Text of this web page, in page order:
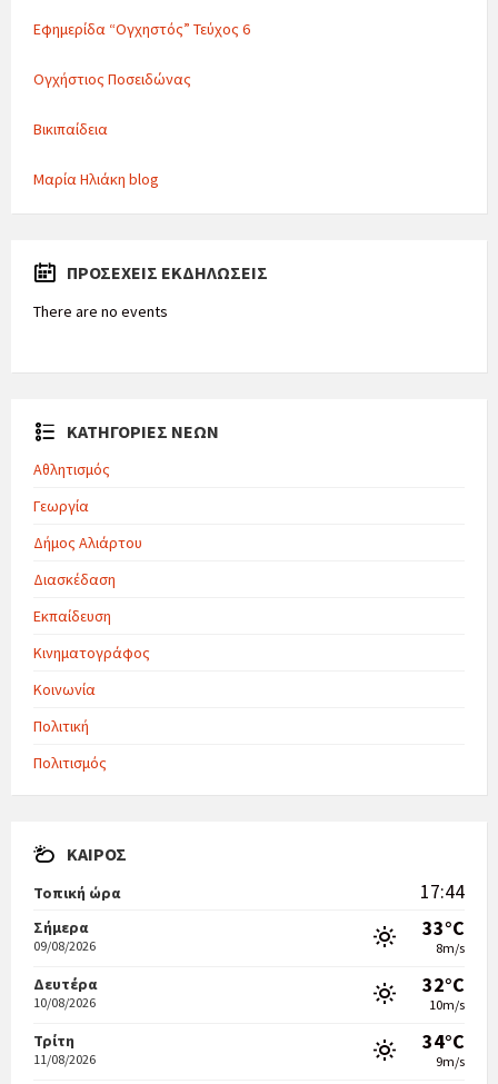
Εφημερίδα “Ογχηστός” Τεύχος 6
Ογχήστιος Ποσειδώνας
Βικιπαίδεια
Μαρία Ηλιάκη blog
ΠΡΟΣΕΧΕΊΣ ΕΚΔΗΛΏΣΕΙΣ
There are no events
ΚΑΤΗΓΟΡΙΕΣ ΝΕΩΝ
Αθλητισμός
Γεωργία
Δήμος Αλιάρτου
Διασκέδαση
Εκπαίδευση
Κινηματογράφος
Κοινωνία
Πολιτική
Πολιτισμός
ΚΑΙΡΌΣ
Τοπική ώρα 17:44
Σήμερα
09/08/2026
33°C
8m/s
Δευτέρα
10/08/2026
32°C
10m/s
Τρίτη
11/08/2026
34°C
9m/s